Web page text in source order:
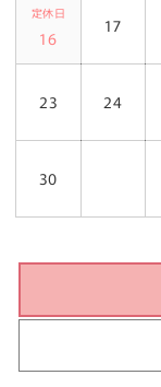
定休日
16
17
23 24
30